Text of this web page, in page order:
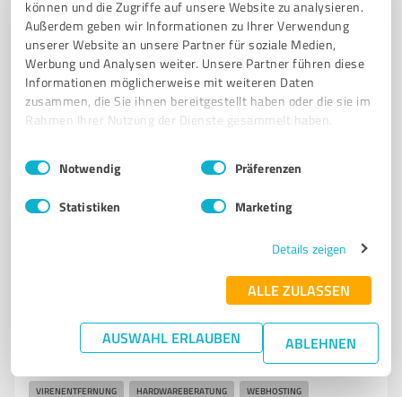
können und die Zugriffe auf unsere Website zu analysieren.
Außerdem geben wir Informationen zu Ihrer Verwendung
unserer Website an unsere Partner für soziale Medien,
Werbung und Analysen weiter. Unsere Partner führen diese
Informationen möglicherweise mit weiteren Daten
zusammen, die Sie ihnen bereitgestellt haben oder die sie im
Rahmen Ihrer Nutzung der Dienste gesammelt haben.
Impressum Datenschutzbestimmungen
Einwilligungsauswahl
Notwendig Präferenzen
Statistiken Marketing
Details zeigen
ALLE ZULASSEN
AUSWAHL ERLAUBEN ABLEHNEN
FERNWARTUNG IT-DIENSTLEISTUNGEN IT-PROBLEME
KUNDENSERVICE MASSGESCHNEIDERTE LÖSUNGEN
UNTERNEHMENSBERATUNG
Auf d. Heide 8, 32805 Horn-Bad Meinberg
info@it-service-lange.de www.it-service-lange.de/
5,00 / 5,00
10 Bewertungen (1 Quelle)
OWL Computer Dörentrup
OWL Computer Dörentrup – Ihr Partner für IT-
Dienstleistungen und IT-Beratung
VIRENENTFERNUNG HARDWAREBERATUNG WEBHOSTING